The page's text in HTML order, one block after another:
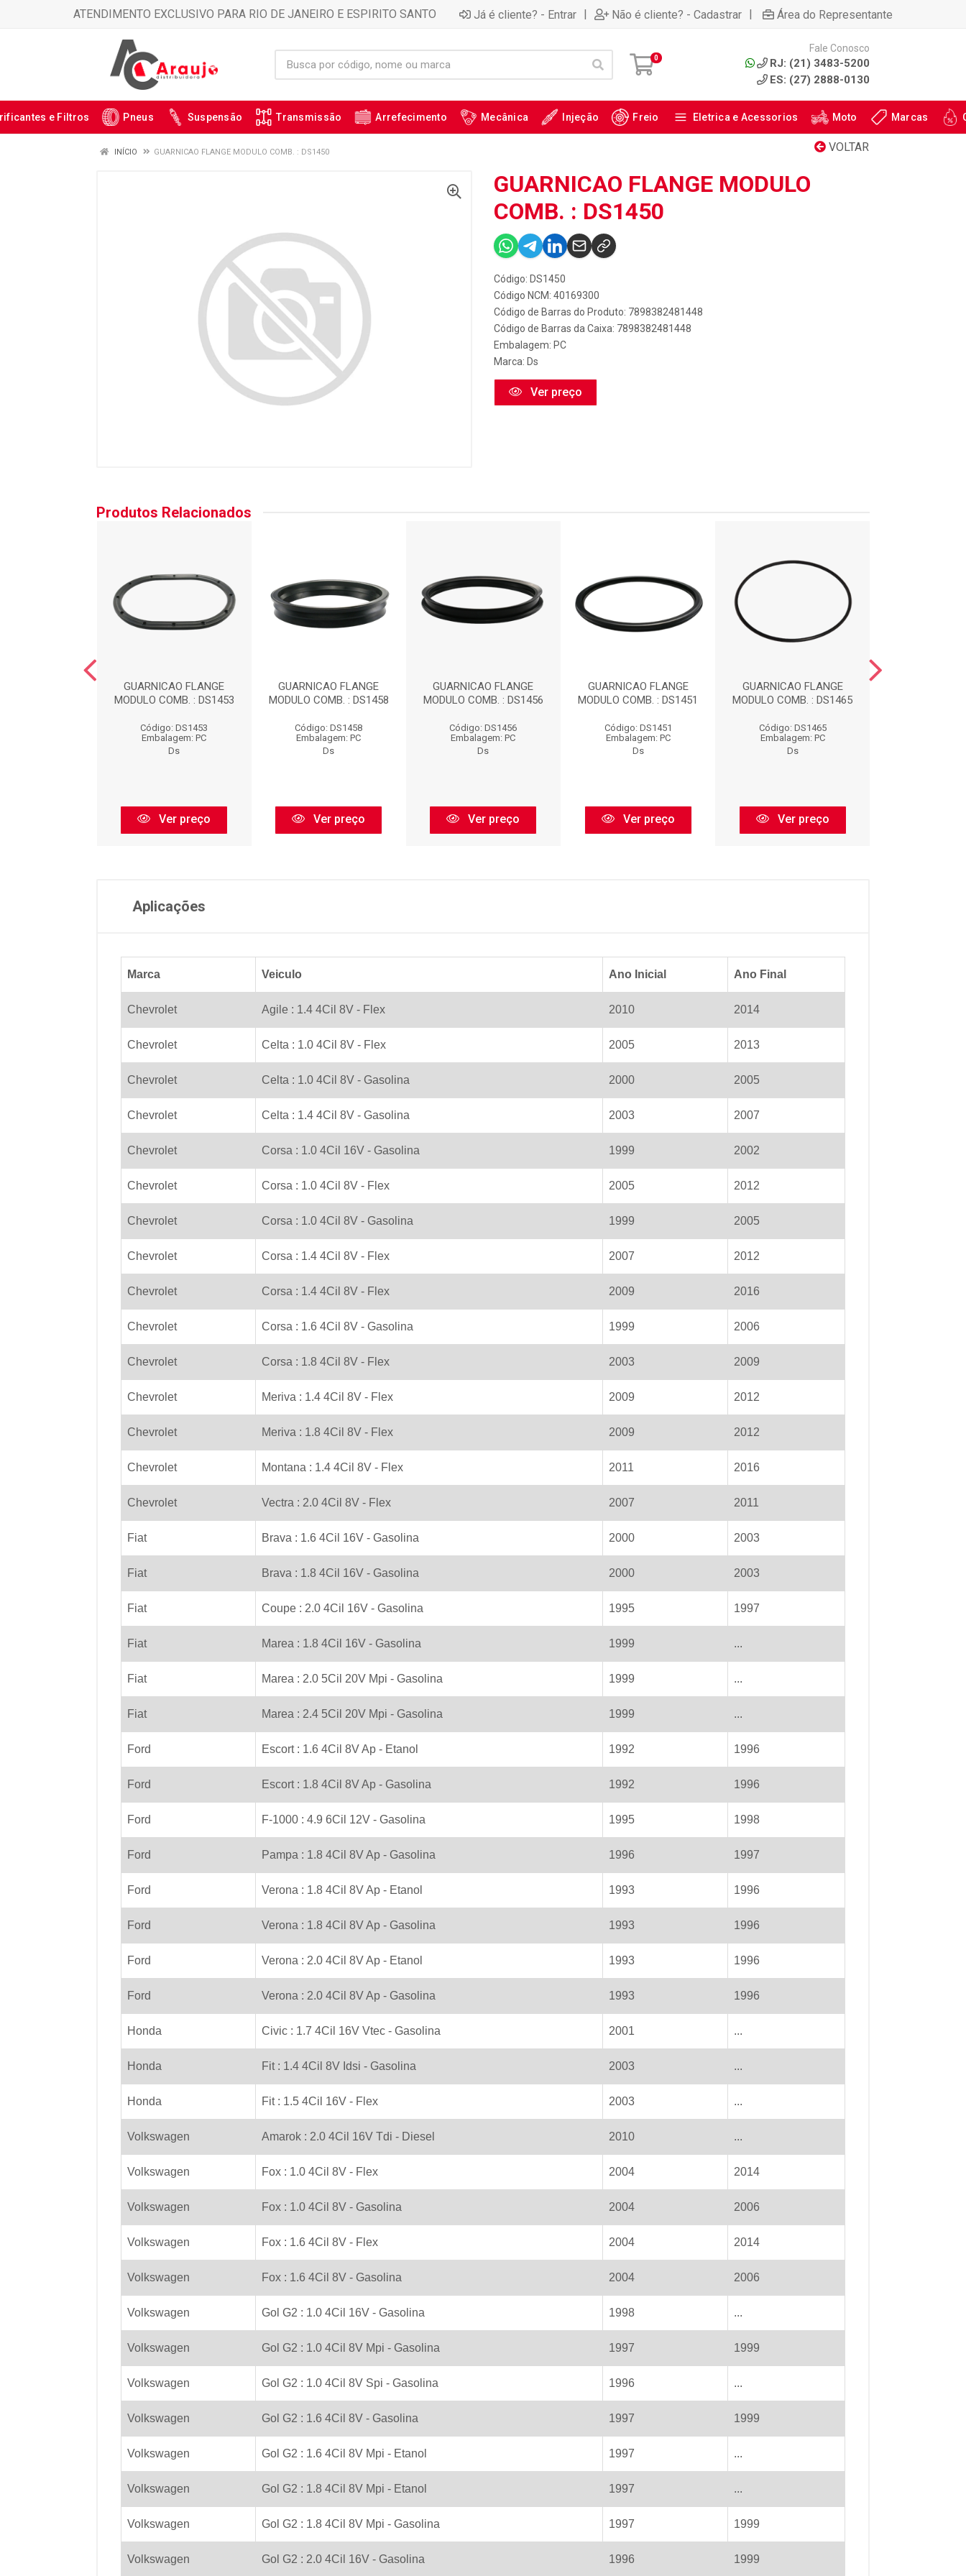
ATENDIMENTO EXCLUSIVO PARA RIO DE JANEIRO E ESPIRITO SANTO Já é cliente? - Entrar | Não é cliente? - Cadastrar | Área do Representante
0
Fale Conosco
RJ: (21) 3483-5200
ES: (27) 2888-0130
e Filtros Pneus Suspensão Transmissão Arrefecimento Mecânica Injeção Freio Eletrica e Acessorios Moto Marcas
VOLTAR
INÍCIO GUARNICAO FLANGE MODULO COMB. : DS1450
GUARNICAO FLANGE MODULO
COMB. : DS1450
Código: DS1450
Código NCM: 40169300
Código de Barras do Produto: 7898382481448
Código de Barras da Caixa: 7898382481448
Embalagem: PC
Marca: Ds
Ver preço
Produtos Relacionados
GUARNICAO FLANGE
MODULO COMB. : DS1453
Código: DS1453
Embalagem: PC
Ds
Ver preço
GUARNICAO FLANGE
MODULO COMB. : DS1458
Código: DS1458
Embalagem: PC
Ds
Ver preço
GUARNICAO FLANGE
MODULO COMB. : DS1456
Código: DS1456
Embalagem: PC
Ds
Ver preço
GUARNICAO FLANGE
MODULO COMB. : DS1451
Código: DS1451
Embalagem: PC
Ds
Ver preço
GUARNICAO FLANGE
MODULO COMB. : DS1465
Código: DS1465
Embalagem: PC
Ds
Ver preço
Aplicações
Marca Veiculo Ano Inicial Ano Final
Chevrolet Agile : 1.4 4Cil 8V - Flex 2010 2014
Chevrolet Celta : 1.0 4Cil 8V - Flex 2005 2013
Chevrolet Celta : 1.0 4Cil 8V - Gasolina 2000 2005
Chevrolet Celta : 1.4 4Cil 8V - Gasolina 2003 2007
Chevrolet Corsa : 1.0 4Cil 16V - Gasolina 1999 2002
Chevrolet Corsa : 1.0 4Cil 8V - Flex 2005 2012
Chevrolet Corsa : 1.0 4Cil 8V - Gasolina 1999 2005
Chevrolet Corsa : 1.4 4Cil 8V - Flex 2007 2012
Chevrolet Corsa : 1.4 4Cil 8V - Flex 2009 2016
Chevrolet Corsa : 1.6 4Cil 8V - Gasolina 1999 2006
Chevrolet Corsa : 1.8 4Cil 8V - Flex 2003 2009
Chevrolet Meriva : 1.4 4Cil 8V - Flex 2009 2012
Chevrolet Meriva : 1.8 4Cil 8V - Flex 2009 2012
Chevrolet Montana : 1.4 4Cil 8V - Flex 2011 2016
Chevrolet Vectra : 2.0 4Cil 8V - Flex 2007 2011
Fiat Brava : 1.6 4Cil 16V - Gasolina 2000 2003
Fiat Brava : 1.8 4Cil 16V - Gasolina 2000 2003
Fiat Coupe : 2.0 4Cil 16V - Gasolina 1995 1997
Fiat Marea : 1.8 4Cil 16V - Gasolina 1999 ...
Fiat Marea : 2.0 5Cil 20V Mpi - Gasolina 1999 ...
Fiat Marea : 2.4 5Cil 20V Mpi - Gasolina 1999 ...
Ford Escort : 1.6 4Cil 8V Ap - Etanol 1992 1996
Ford Escort : 1.8 4Cil 8V Ap - Gasolina 1992 1996
Ford F-1000 : 4.9 6Cil 12V - Gasolina 1995 1998
Ford Pampa : 1.8 4Cil 8V Ap - Gasolina 1996 1997
Ford Verona : 1.8 4Cil 8V Ap - Etanol 1993 1996
Ford Verona : 1.8 4Cil 8V Ap - Gasolina 1993 1996
Ford Verona : 2.0 4Cil 8V Ap - Etanol 1993 1996
Ford Verona : 2.0 4Cil 8V Ap - Gasolina 1993 1996
Honda Civic : 1.7 4Cil 16V Vtec - Gasolina 2001 ...
Honda Fit : 1.4 4Cil 8V Idsi - Gasolina 2003 ...
Honda Fit : 1.5 4Cil 16V - Flex 2003 ...
Volkswagen Amarok : 2.0 4Cil 16V Tdi - Diesel 2010 ...
Volkswagen Fox : 1.0 4Cil 8V - Flex 2004 2014
Volkswagen Fox : 1.0 4Cil 8V - Gasolina 2004 2006
Volkswagen Fox : 1.6 4Cil 8V - Flex 2004 2014
Volkswagen Fox : 1.6 4Cil 8V - Gasolina 2004 2006
Volkswagen Gol G2 : 1.0 4Cil 16V - Gasolina 1998 ...
Volkswagen Gol G2 : 1.0 4Cil 8V Mpi - Gasolina 1997 1999
Volkswagen Gol G2 : 1.0 4Cil 8V Spi - Gasolina 1996 ...
Volkswagen Gol G2 : 1.6 4Cil 8V - Gasolina 1997 1999
Volkswagen Gol G2 : 1.6 4Cil 8V Mpi - Etanol 1997 ...
Volkswagen Gol G2 : 1.8 4Cil 8V Mpi - Etanol 1997 ...
Volkswagen Gol G2 : 1.8 4Cil 8V Mpi - Gasolina 1997 1999
Volkswagen Gol G2 : 2.0 4Cil 16V - Gasolina 1996 1999